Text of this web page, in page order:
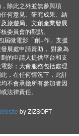
除此之外並無參與項
何意見、研究成果、結
旅遊局、文創產業發展
委員會的觀點。
屆微電影「創+作」支援
展處申請資助， 對象為
的申請人提供平台和支
影；大會服務包括處理
，在任何情況下，此計
不會承擔所有參加者因
法律責任。
by ZIZSOFT